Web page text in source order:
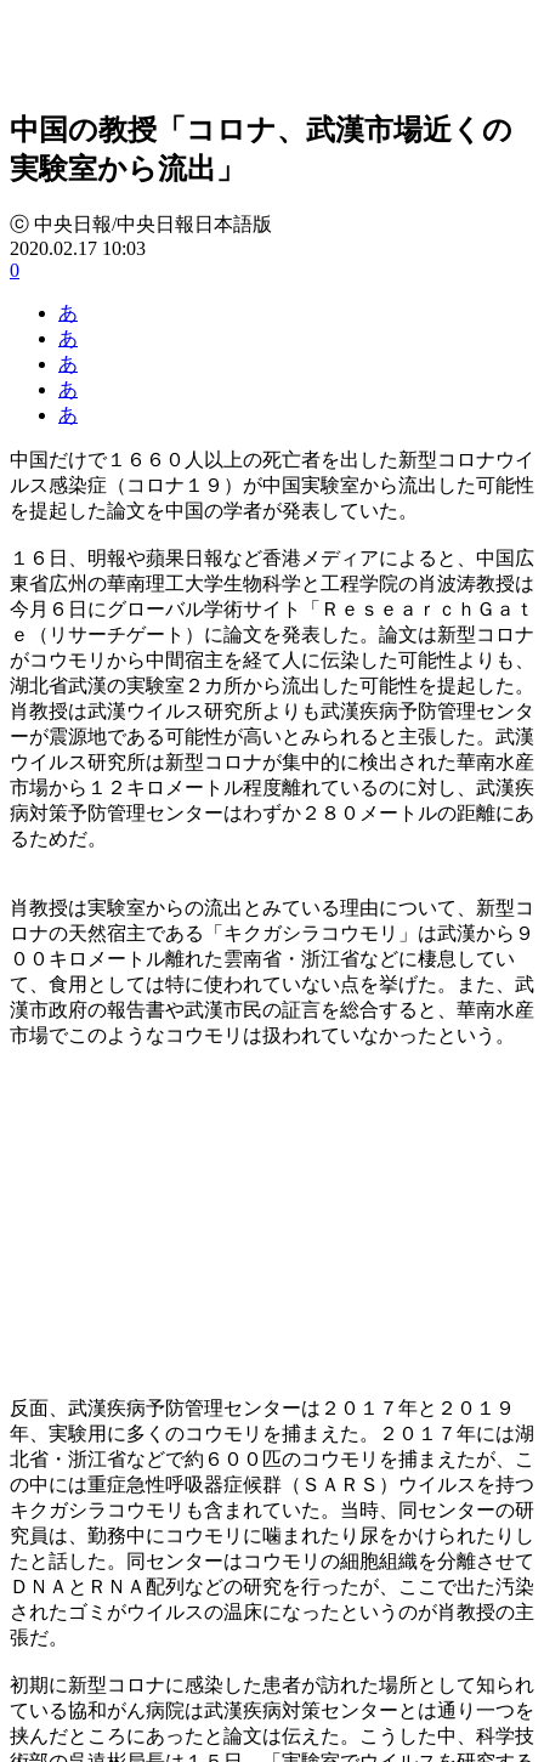
中国の教授「コロナ、武漢市場近くの
実験室から流出」
ⓒ 中央日報/中央日報日本語版
2020.02.17 10:03
0
あ
あ
あ
あ
あ
中国だけで１６６０人以上の死亡者を出した新型コロナウイ
ルス感染症（コロナ１９）が中国実験室から流出した可能性
を提起した論文を中国の学者が発表していた。
１６日、明報や蘋果日報など香港メディアによると、中国広
東省広州の華南理工大学生物科学と工程学院の肖波涛教授は
今月６日にグローバル学術サイト「ＲｅｓｅａｒｃｈＧａｔ
ｅ（リサーチゲート）に論文を発表した。論文は新型コロナ
がコウモリから中間宿主を経て人に伝染した可能性よりも、
湖北省武漢の実験室２カ所から流出した可能性を提起した。
肖教授は武漢ウイルス研究所よりも武漢疾病予防管理センタ
ーが震源地である可能性が高いとみられると主張した。武漢
ウイルス研究所は新型コロナが集中的に検出された華南水産
市場から１２キロメートル程度離れているのに対し、武漢疾
病対策予防管理センターはわずか２８０メートルの距離にあ
るためだ。
肖教授は実験室からの流出とみている理由について、新型コ
ロナの天然宿主である「キクガシラコウモリ」は武漢から９
００キロメートル離れた雲南省・浙江省などに棲息してい
て、食用としては特に使われていない点を挙げた。また、武
漢市政府の報告書や武漢市民の証言を総合すると、華南水産
市場でこのようなコウモリは扱われていなかったという。
反面、武漢疾病予防管理センターは２０１７年と２０１９
年、実験用に多くのコウモリを捕まえた。２０１７年には湖
北省・浙江省などで約６００匹のコウモリを捕まえたが、こ
の中には重症急性呼吸器症候群（ＳＡＲＳ）ウイルスを持つ
キクガシラコウモリも含まれていた。当時、同センターの研
究員は、勤務中にコウモリに噛まれたり尿をかけられたりし
たと話した。同センターはコウモリの細胞組織を分離させて
ＤＮＡとＲＮＡ配列などの研究を行ったが、ここで出た汚染
されたゴミがウイルスの温床になったというのが肖教授の主
張だ。
初期に新型コロナに感染した患者が訪れた場所として知られ
ている協和がん病院は武漢疾病対策センターとは通り一つを
挟んだところにあったと論文は伝えた。こうした中、科学技